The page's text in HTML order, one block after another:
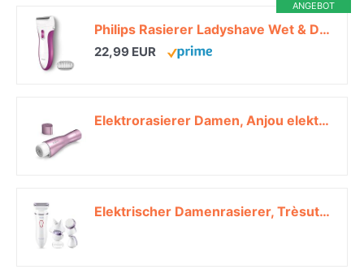
ANGEBOT
Philips Rasierer Ladyshave Wet & Dry HP6341/00 – Elektrischer, kabelloser Damenrasierer für Achseln, Beine und Bikinizone zur Anwendung auf nasser oder trockener Haut*
22,99 EUR
Elektrorasierer Damen, Anjou elektrischer schmerzloser Haarentferner für Gesicht Härchen/Kinnstoppel/Oberlippenbart, sicherer & sanfter Damenrasierer mit eingebautem LED-Licht*
Elektrischer Damenrasierer, Trèsutopia Elektrorasierer Damen multifunktional 4-in-1 Ladyshaver für Nass und Trocken, Wiederaufladbarer Elektrischer Frauenrasierer für Beine, Unterarme und Bikinizone*